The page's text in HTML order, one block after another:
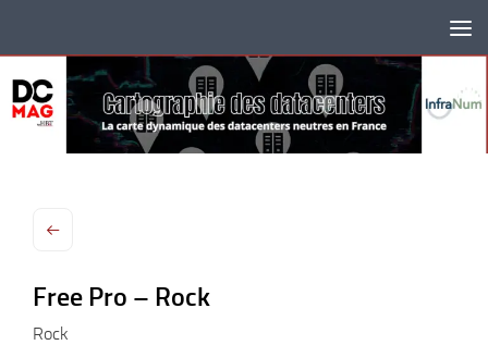
Free Pro – Rock
Rock